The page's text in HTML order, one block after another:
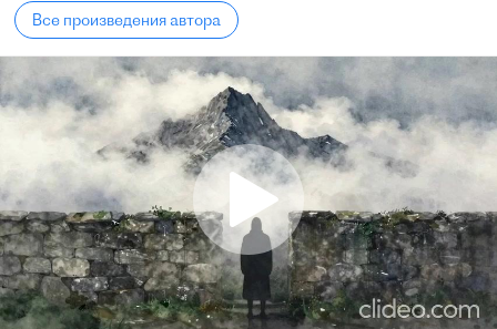
Все произведения автора